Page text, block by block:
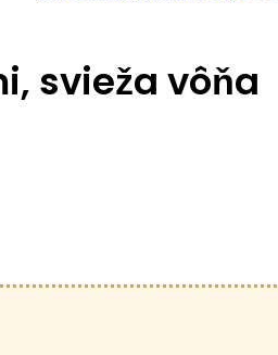
svieža vôňa